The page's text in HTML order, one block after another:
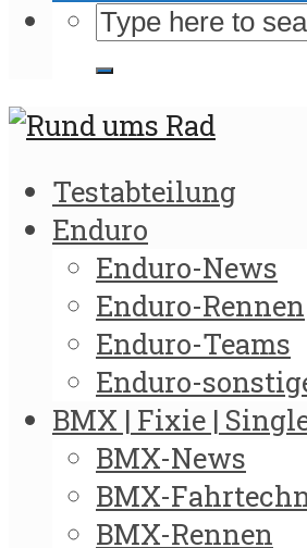
Testabteilung
Enduro
Enduro-News
Enduro-Rennen
Enduro-Teams
Enduro-
BMX | Fixie |
BMX-News
BMX-
BMX-Rennen